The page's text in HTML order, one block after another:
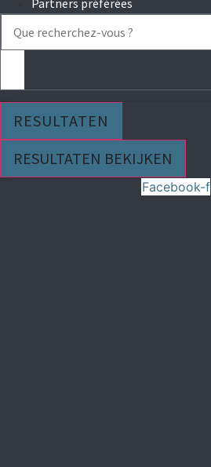
Partners préférées
Search
RESULTATEN
RESULTATEN BEKIJKEN
Facebook-f